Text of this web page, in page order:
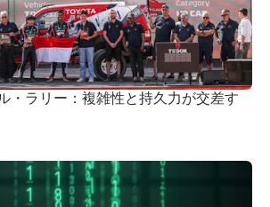
・ラリー：複雑性と持久力が交差す